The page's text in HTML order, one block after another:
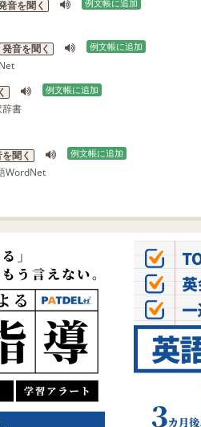
音を聞く 例文帳に追加
発音を聞く 例文帳に追加
例文帳に追加
辞書
聞く 例文帳に追加
WordNet